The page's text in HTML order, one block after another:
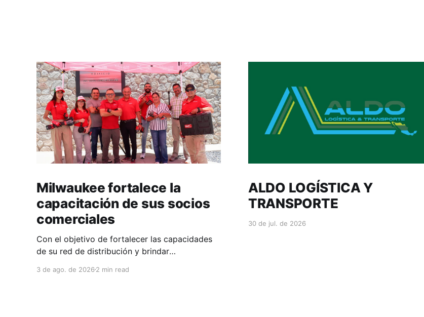
Milwaukee fortalece la
capacitación de sus socios
comerciales
Con el objetivo de fortalecer las capacidades
de su red de distribución y brindar
desempeño comercial y técnico, Milwaukee
3 de ago. de 2026 2 min read
ALDO LOGÍSTICA Y
TRANSPORTE
30 de jul. de 2026